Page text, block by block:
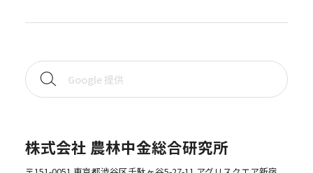
株式会社 農林中金総合研究所